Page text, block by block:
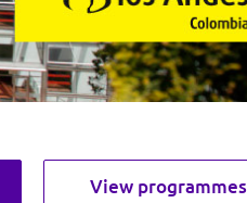
View programmes